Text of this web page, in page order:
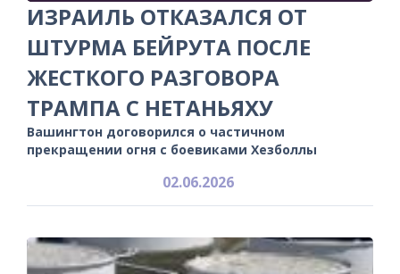
ИЗРАИЛЬ ОТКАЗАЛСЯ ОТ
ШТУРМА БЕЙРУТА ПОСЛЕ
ЖЕСТКОГО РАЗГОВОРА
ТРАМПА С НЕТАНЬЯХУ
Вашингтон договорился о частичном
прекращении огня с боевиками Хезболлы
02.06.2026